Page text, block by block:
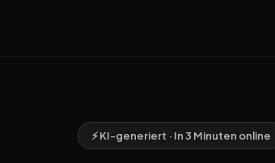
⚡ KI-generiert · In 3 Minuten online